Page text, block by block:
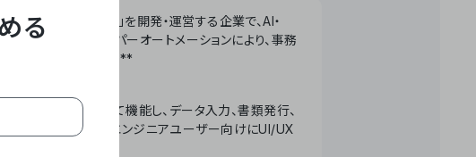
ョンSaaS「Yoom」を開発・運営する企業で、AI・
組み合わせたハイパーオートメーションにより、事務
を提供しています。**
データベースとして機能し、データ入力、書類発行、
の業務を自動化。非エンジニアユーザー向けにUI/UX
る